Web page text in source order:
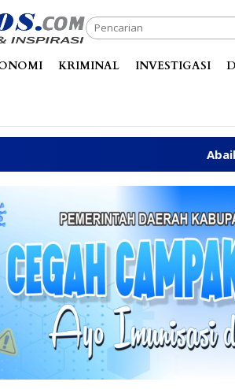
KRIMINAL INVESTIGASI
Abaikan